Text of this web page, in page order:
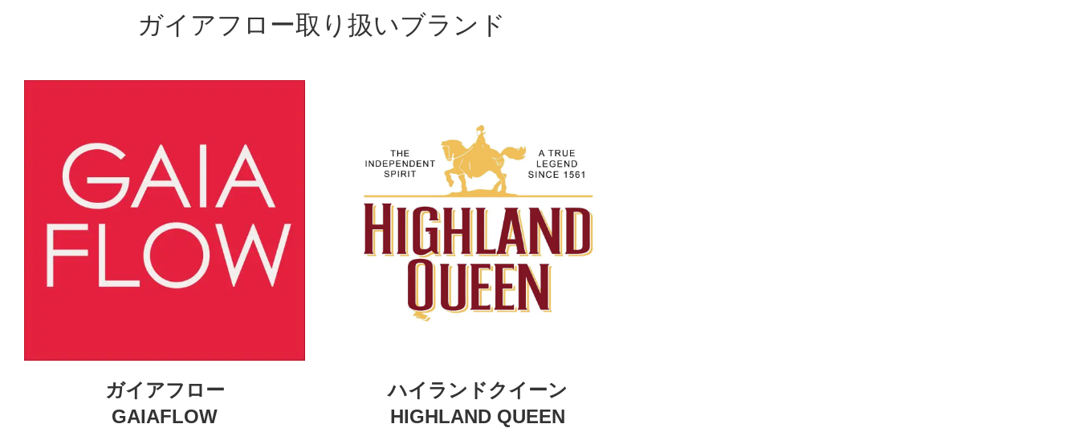
ガイアフロー取り扱いブランド
ガイアフロー
GAIAFLOW
ハイランドクイーン
HIGHLAND QUEEN